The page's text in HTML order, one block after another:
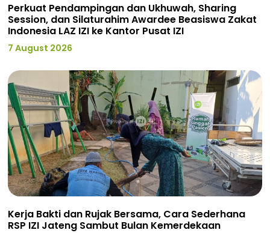
Perkuat Pendampingan dan Ukhuwah, Sharing
Session, dan Silaturahim Awardee Beasiswa Zakat
Indonesia LAZ IZI ke Kantor Pusat IZI
7 August 2026
Kerja Bakti dan Rujak Bersama, Cara Sederhana
RSP IZI Jateng Sambut Bulan Kemerdekaan